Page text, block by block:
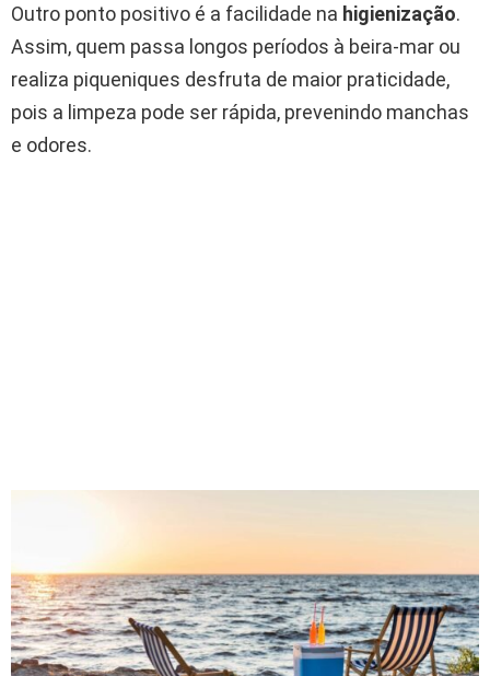
Outro ponto positivo é a facilidade na higienização.
Assim, quem passa longos períodos à beira-mar ou
realiza piqueniques desfruta de maior praticidade,
pois a limpeza pode ser rápida, prevenindo manchas
e odores.